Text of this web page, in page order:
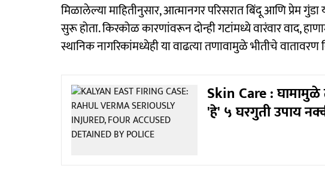
मिळालेल्या माहितीनुसार, आत्मानगर परिसरात बिंदू आणि प्रेम गुंडा
सुरू होता. किरकोळ कारणांवरून दोन्ही गटांमध्ये वारंवार वाद,
स्थानिक नागरिकांमध्येही या वाढत्या तणावामुळे भीतीचे वातावरण
Skin Care :
'हे' ५ घरगुती उपाय